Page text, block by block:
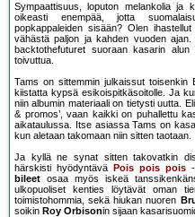
Sympaattisuus, loputon melankolia ja
oikeasti enempää, jotta
popkappaleiden sisään? Olen
vähästä paljon ja kahden vuoden ajan.
backtothefuturet suoraan kasarin alun
toivuttua.
Tams on sittemmin julkaissut
kiistatta kypsä esikoispitkäsoitolle. Ja
niin albumin materiaali on tietysti uutta.
& promos’, vaan kaikki on puhallettu
aikataulussa. Itse asiassa Tams on
kun aletaan takomaan niin sitten taotaan.
Ja kyllä ne synat sitten takovatkin
härskisti hyödyntävä
Pois pois pois
bileet osaa myös iskeä
ulkopuoliset kenties löytävät oman
toimistohommia, sekä hiukan nuoren
soikin Roy Orbisonin sijaan